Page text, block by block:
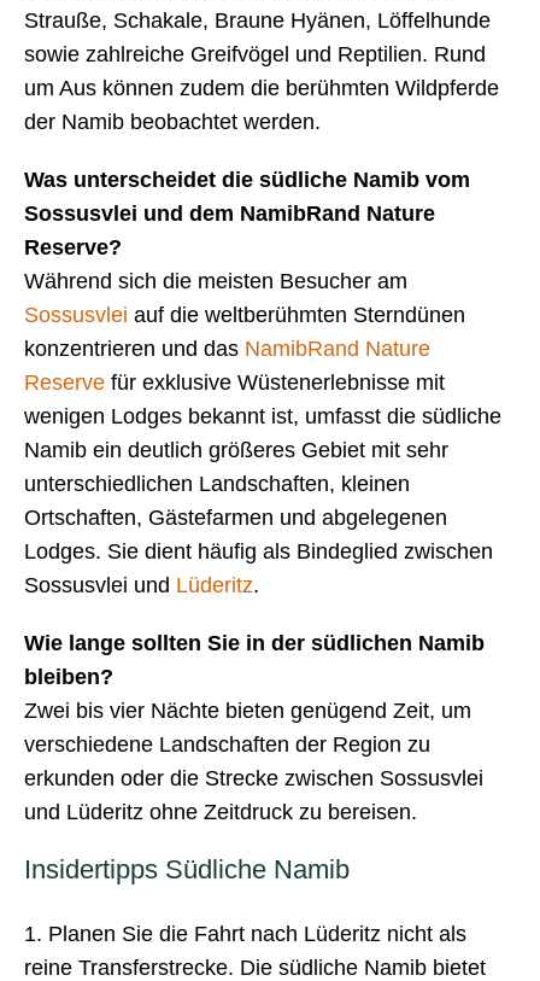
Strauße, Schakale, Braune Hyänen, Löffelhunde
sowie zahlreiche Greifvögel und Reptilien. Rund
um Aus können zudem die berühmten Wildpferde
der Namib beobachtet werden.
Was unterscheidet die südliche Namib vom
Sossusvlei und dem NamibRand Nature
Reserve?
Während sich die meisten Besucher am
Sossusvlei auf die weltberühmten Sterndünen
konzentrieren und das NamibRand Nature
Reserve für exklusive Wüstenerlebnisse mit
wenigen Lodges bekannt ist, umfasst die südliche
Namib ein deutlich größeres Gebiet mit sehr
unterschiedlichen Landschaften, kleinen
Ortschaften, Gästefarmen und abgelegenen
Lodges. Sie dient häufig als Bindeglied zwischen
Sossusvlei und Lüderitz.
Wie lange sollten Sie in der südlichen Namib
bleiben?
Zwei bis vier Nächte bieten genügend Zeit, um
verschiedene Landschaften der Region zu
erkunden oder die Strecke zwischen Sossusvlei
und Lüderitz ohne Zeitdruck zu bereisen.
Insidertipps Südliche Namib
1. Planen Sie die Fahrt nach Lüderitz nicht als
reine Transferstrecke. Die südliche Namib bietet